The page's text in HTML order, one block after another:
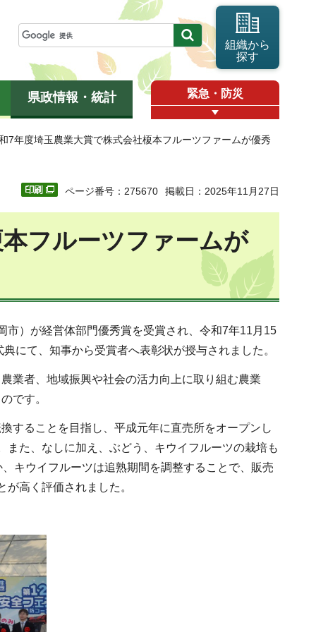
組織から
探す
県政情報・統計 緊急・防災
7年度埼玉農業大賞で株式会社榎本フルーツファームが優秀
ページ番号：275670 掲載日：2025年11月27日
フルーツファームが
）が経営体部門優秀賞を受賞され、令和7年11月15
にて、知事から受賞者へ表彰状が授与されました。
業者、地域振興や社会の活力向上に取り組む農業
です。
することを目指し、平成元年に直売所をオープンし
た、なしに加え、ぶどう、キウイフルーツの栽培も
キウイフルーツは追熟期間を調整することで、販売
高く評価されました。